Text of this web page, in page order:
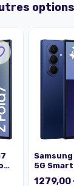
options
Samsung
5G
Bleu nuit
1279,00